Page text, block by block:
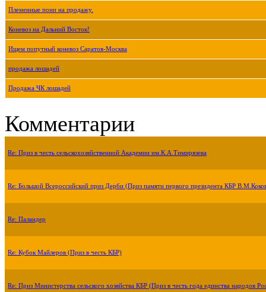
Племенные пони на продажу.
Коневоз на Дальний Восток!
Ищем попутный коневоз Саратов-Москва
продажа лошадей
Продажа ЧК лошадей
Комментарии
Re: Приз в честь сельскохозяйственной Академии им.К.А.Тимирязева
Re: Большой Всероссийский приз Дерби (Приз памяти первого президента КБР
Re: Паландер
Re: Кубок Майлеров (Приз в честь КБР)
Re: Приз Министерства сельского хозяйства КБР (Приз в честь года единства народов